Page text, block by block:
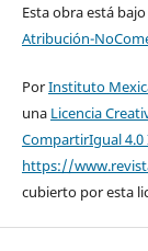
Esta obra está
Atribución-
PorInstituto
una Licencia
CompartirIgual
https://
cubierto por esta